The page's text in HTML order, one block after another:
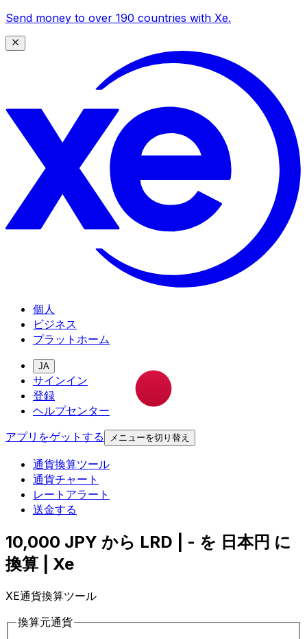
Send money to over 190 countries with Xe.
個人
ビジネス
プラットホーム
JA
サインイン
登録
ヘルプセンター
アプリをゲットする
メニューを切り替え
通貨換算ツール
通貨チャート
レートアラート
送金する
10,000 JPY から LRD | - を 日本円 に
換算 | Xe
XE通貨換算ツール
換算元通貨